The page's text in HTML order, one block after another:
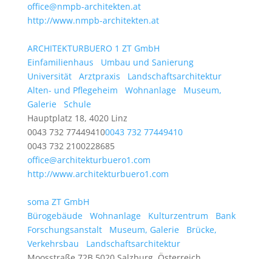
office@nmpb-architekten.at
http://www.nmpb-architekten.at
ARCHITEKTURBUERO 1 ZT GmbH
Einfamilienhaus
Umbau und Sanierung
Universität
Arztpraxis
Landschaftsarchitektur
Alten- und Pflegeheim
Wohnanlage
Museum,
Galerie
Schule
Hauptplatz 18, 4020 Linz
0043 732 774494100043 732 77449410
0043 732 2100228685
office@architekturbuero1.com
http://www.architekturbuero1.com
soma ZT GmbH
Bürogebäude
Wohnanlage Kulturzentrum
Bank
Forschungsanstalt
Museum, Galerie
Brücke,
Verkehrsbau
Landschaftsarchitektur